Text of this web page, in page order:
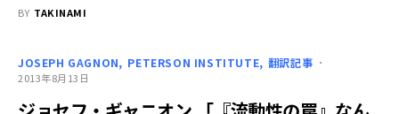
BY TAKINAMI
JOSEPH GAGNON PETERSON INSTITUTE 翻訳記事
2013年8月13日